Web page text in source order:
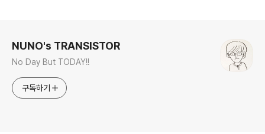
NUNO's TRANSISTOR
No Day But TODAY!!
구독하기